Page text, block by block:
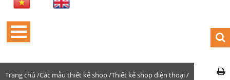
Trang chủ /Các mẫu thiết kế shop /Thiết kế shop điện thoại /